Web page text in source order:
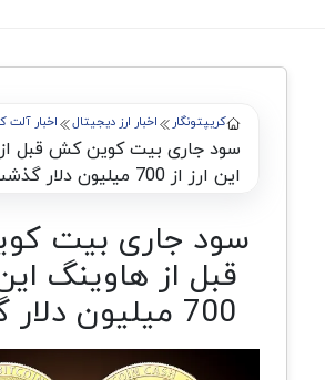
کریپتونگار اخبار ارز دیجیتال اخبار آلت
سود جاری بیت کوین‌ کش قبل
این ارز از 700 میلیون دلار گذشت
سود جاری بیت
قبل از هاوینگ
700 میلیون دلار گذشت